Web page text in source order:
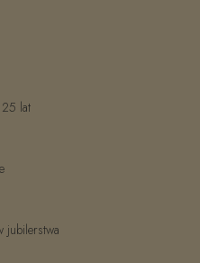
lat
jubilerstwa